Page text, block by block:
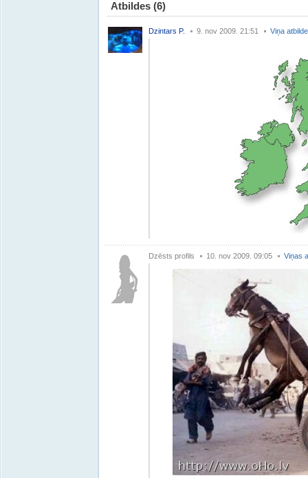
Atbildes (6)
Dzintars P. 9. nov 2009. 21:51 Viņa
Dzēsts profils 10. nov 2009. 09:05 Viņas